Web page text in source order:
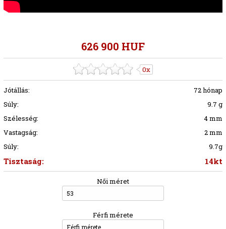
626 900 HUF
0x
Jótállás:
72 hónap
Súly:
9.7 g
Szélesség:
4 mm
Vastagság:
2 mm
Súly:
9.7g
Tisztaság: 14kt
Női méret
53
Férfi mérete
Férfi mérete